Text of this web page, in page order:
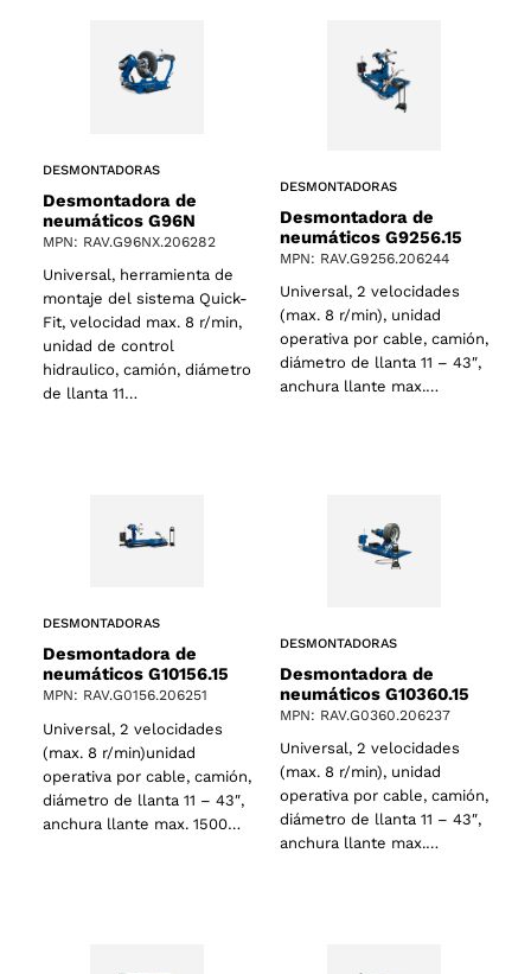
DESMONTADORAS
Desmontadora de
neumáticos G96N
MPN: RAV.G96NX.206282
Universal, herramienta de
montaje del sistema Quick-
Fit, velocidad max. 8 r/min,
unidad de control
hidraulico, camión, diámetro
de llanta 11…
DESMONTADORAS
Desmontadora de
neumáticos G9256.15
MPN: RAV.G9256.206244
Universal, 2 velocidades
(max. 8 r/min), unidad
operativa por cable, camión,
diámetro de llanta 11 – 43″,
anchura llante max.…
DESMONTADORAS
Desmontadora de
neumáticos G10156.15
MPN: RAV.G0156.206251
Universal, 2 velocidades
(max. 8 r/min)unidad
operativa por cable, camión,
diámetro de llanta 11 – 43″,
anchura llante max. 1500…
DESMONTADORAS
Desmontadora de
neumáticos G10360.15
MPN: RAV.G0360.206237
Universal, 2 velocidades
(max. 8 r/min), unidad
operativa por cable, camión,
diámetro de llanta 11 – 43″,
anchura llante max.…